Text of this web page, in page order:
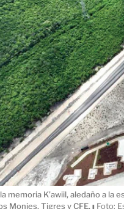
la memoria K’awiil, aledaño a
Monjes, Tigres y CFE. ı Foto: